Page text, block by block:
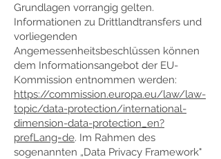
Grundlagen vorrangig gelten.
Informationen zu Drittlandtransfers und
vorliegenden
Angemessenheitsbeschlüssen können
dem Informationsangebot der EU-
Kommission entnommen werden:
https://commission.europa.eu/law/law-
topic/data-protection/international-
dimension-data-protection_en?
prefLang=de. Im Rahmen des
sogenannten „Data Privacy Framework"